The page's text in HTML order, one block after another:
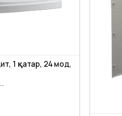
1 қатар, 24 мод,